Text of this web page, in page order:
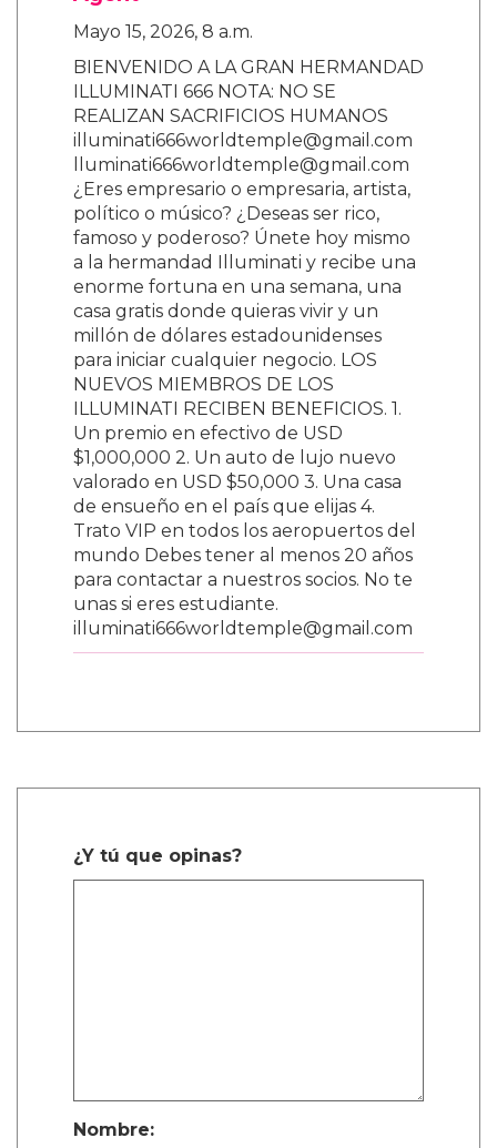
Agent
BIENVENIDO A LA GRAN HERMANDAD
ILLUMINATI 666 NOTA: NO SE
REALIZAN SACRIFICIOS HUMANOS
illuminati666worldtemple@gmail.com
lluminati666worldtemple@gmail.com
¿Eres empresario o empresaria, artista,
político o músico? ¿Deseas ser rico,
famoso y poderoso? Únete hoy mismo
a la hermandad Illuminati y recibe una
enorme fortuna en una semana, una
casa gratis donde quieras vivir y un
millón de dólares estadounidenses
para iniciar cualquier negocio. LOS
NUEVOS MIEMBROS DE LOS
ILLUMINATI RECIBEN BENEFICIOS. 1.
Un premio en efectivo de USD
$1,000,000 2. Un auto de lujo nuevo
valorado en USD $50,000 3. Una casa
de ensueño en el país que elijas 4.
Trato VIP en todos los aeropuertos del
mundo Debes tener al menos 20 años
para contactar a nuestros socios. No te
unas si eres estudiante.